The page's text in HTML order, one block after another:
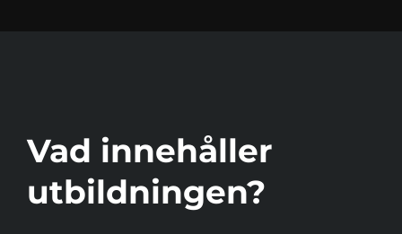
Vad innehåller
utbildningen?